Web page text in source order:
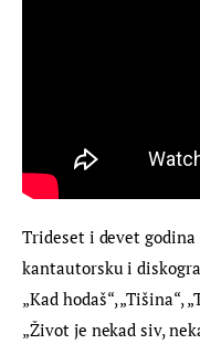
Trideset i devet godina
kantautorsku i
„Kad hodaš“, „Tišina“,
„Život je nekad siv,